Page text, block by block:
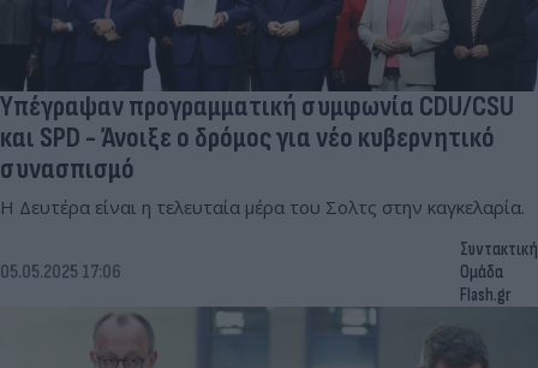
Υπέγραψαν προγραμματική συμφωνία CDU/CSU
και SPD - Άνοιξε ο δρόμος για νέο κυβερνητικό
συνασπισμό
Η Δευτέρα είναι η τελευταία μέρα του Σολτς στην καγκελαρία.
05.05.2025 17:06
Συντακτική
Ομάδα
Flash.gr